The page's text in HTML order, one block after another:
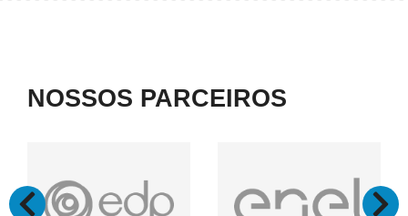
NOSSOS PARCEIROS